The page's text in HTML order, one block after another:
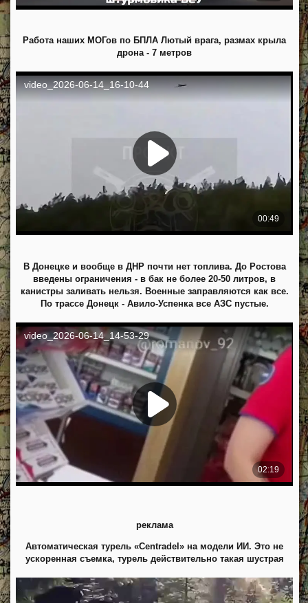
Работа наших МОГов по БПЛА Лютый врага, размах крыла
дрона - 7 метров
В Донецке и вообще в ДНР почти нет топлива. До Ростова
введены ограничения - в бак не более 20-50 литров, в
канистры заливать нельзя. Военные заправляются как все.
По трассе Донецк - Авило-Успенка все АЗС пустые.
реклама
Автоматическая турель «Centradel» на модели ИИ. Это не
ускоренная съемка, турель действительно такая шустрая